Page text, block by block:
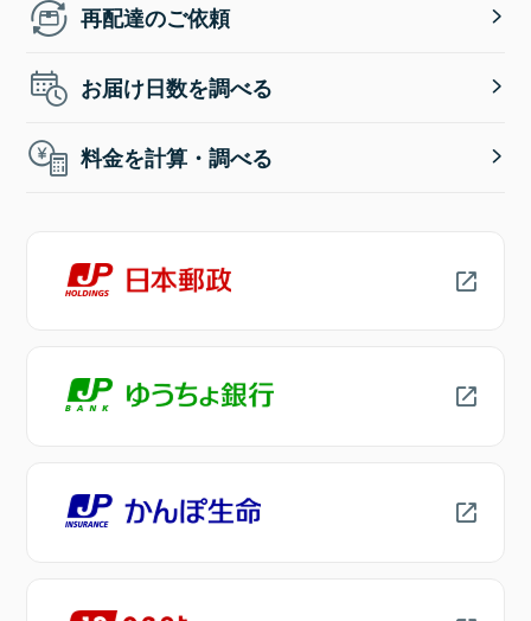
再配達のご依頼
お届け日数を調べる
料金を計算・調べる